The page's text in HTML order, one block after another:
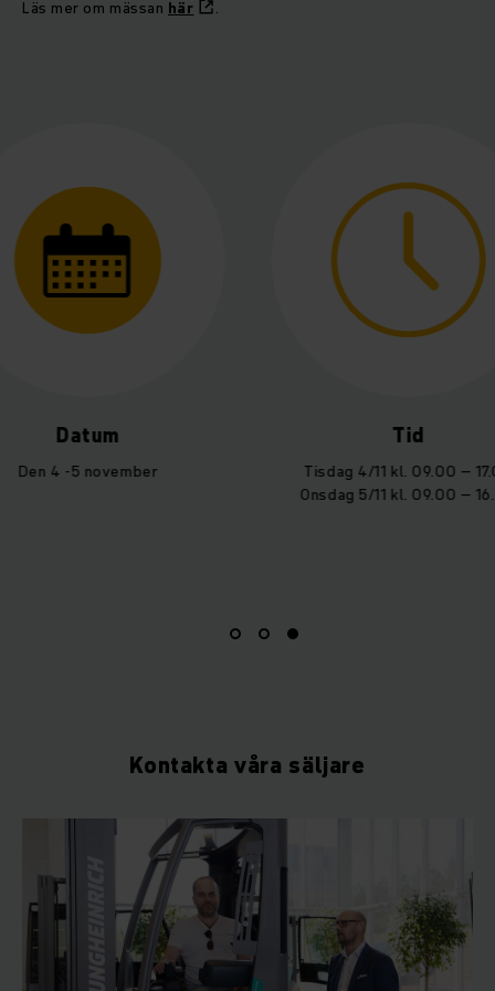
Läs mer om mässan här .
november
Tisdag 4/11 kl. 09.00 – 17.00
Onsdag 5/11 kl. 09.00 – 16.00
Kontakta våra säljare